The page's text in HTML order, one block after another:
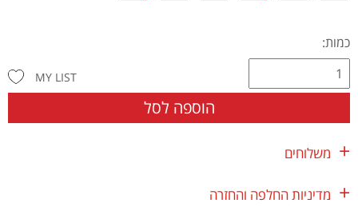
כמות:
הוספה לסל
MY LIST
משלוחים
מדיניות החלפה והחזרה